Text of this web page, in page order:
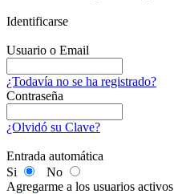
Identificarse
Usuario o Email
¿Todavía no se ha registrado?
Contraseña
¿Olvidó su Clave?
Entrada automática
Si
No
Agregarme a los usuarios activos